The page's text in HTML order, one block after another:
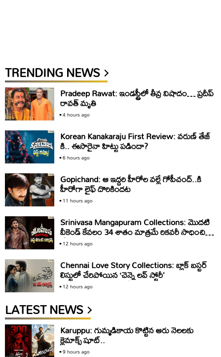
TRENDING NEWS
Pradeep Rawat: ఇండస్ట్రీలో తీవ్ర విషాదం… ప్రదీప్
రావత్ మృతి
4 hours ago
Korean Kanakaraju First Review: వరుణ్ తేజ్
కి.. ఈసారైనా హిట్టు పడిందా?
6 hours ago
Gopichand: ఆ ఇద్దరి హీరోల వల్లే గోపీచంద్..కి
హీరోగా లైఫ్ దొరికిందట
11 hours ago
Srinivasa Mangapuram Collections: మొదటి
వీకెండ్ కేవలం 34 శాతం మాత్రమే రికవరీ సాధించిన
‘శ్రీనివాస మంగాపురం’
12 hours ago
Chennai Love Story Collections: బ్లాక్ బస్టర్
లిస్టులో చేరిపోయిన ‘చెన్నై లవ్ స్టోరీ’
12 hours ago
LATEST NEWS
Karuppu: గుమ్మడికాయ కొట్టిన ఆరు నెలలకు
క్లైమాక్స్‌ షూట్‌..
9 hours ago